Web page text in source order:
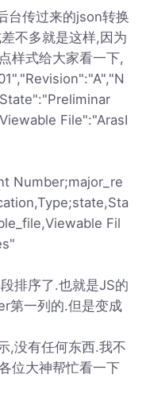
台传过来的json转换
不多就是这样,因为
样式给大家看一下,
File":"ArasI
Number;major_re
Fil
排序了.也就是JS的
第一列的.但是变成
,没有任何东西.我不
位大神帮忙看一下